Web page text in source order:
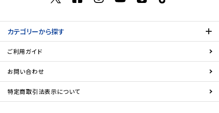
カテゴリーから探す
ご利用ガイド
お問い合わせ
特定商取引法表示について